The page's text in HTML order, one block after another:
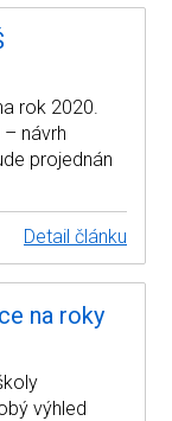
rok 2020.
návrh
projednán
Detail článku
na roky
výhled